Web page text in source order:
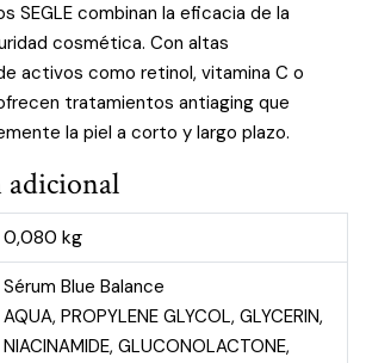
SEGLE combinan la eficacia de la
cosmética. Con altas
activos como retinol, vitamina C o
tratamientos antiaging que
la piel a corto y largo plazo.
0,080 kg
Sérum Blue Balance
AQUA, PROPYLENE GLYCOL, GLYCERIN,
NIACINAMIDE, GLUCONOLACTONE,